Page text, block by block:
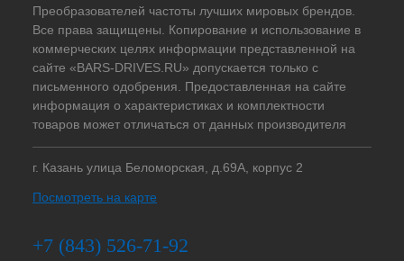
Преобразователей частоты лучших мировых брендов.
Все права защищены. Копирование и использование в
коммерческих целях информации представленной на
сайте «BARS-DRIVES.RU» допускается только с
письменного одобрения. Предоставленная на сайте
информация о характеристиках и комплектности
товаров может отличаться от данных производителя
г. Казань улица Беломорская, д.69А, корпус 2
Посмотреть на карте
+7 (843) 526-71-92